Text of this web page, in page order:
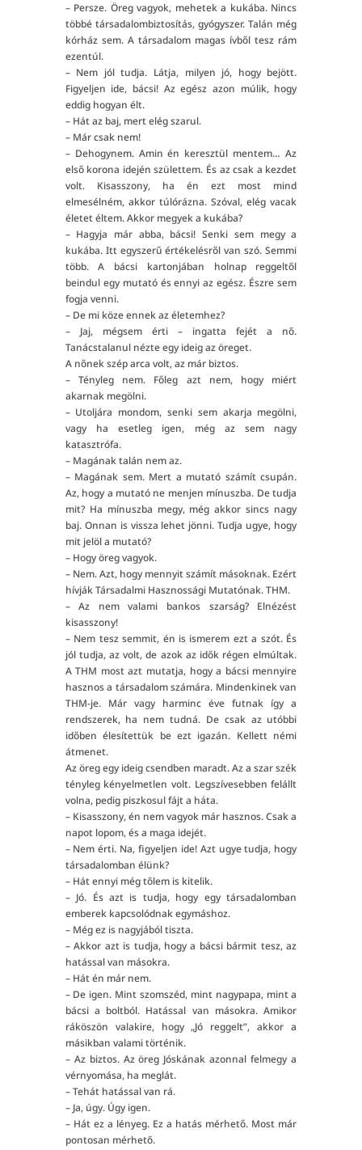
– Persze. Öreg vagyok, mehetek a kukába. Nincs
többé társadalombiztosítás, gyógyszer. Talán még
kórház sem. A társadalom magas ívből tesz rám
ezentúl.
– Nem jól tudja. Látja, milyen jó, hogy bejött.
Figyeljen ide, bácsi! Az egész azon múlik, hogy
eddig hogyan élt.
– Hát az baj, mert elég szarul.
– Már csak nem!
– Dehogynem. Amin én keresztül mentem… Az
első korona idején születtem. És az csak a kezdet
volt. Kisasszony, ha én ezt most mind
elmesélném, akkor túlórázna. Szóval, elég vacak
életet éltem. Akkor megyek a kukába?
– Hagyja már abba, bácsi! Senki sem megy a
kukába. Itt egyszerű értékelésről van szó. Semmi
több. A bácsi kartonjában holnap reggeltől
beindul egy mutató és ennyi az egész. Észre sem
fogja venni.
– De mi köze ennek az életemhez?
– Jaj, mégsem érti – ingatta fejét a nő.
Tanácstalanul nézte egy ideig az öreget.
A nőnek szép arca volt, az már biztos.
– Tényleg nem. Főleg azt nem, hogy miért
akarnak megölni.
– Utoljára mondom, senki sem akarja megölni,
vagy ha esetleg igen, még az sem nagy
katasztrófa.
– Magának talán nem az.
– Magának sem. Mert a mutató számít csupán.
Az, hogy a mutató ne menjen mínuszba. De tudja
mit? Ha mínuszba megy, még akkor sincs nagy
baj. Onnan is vissza lehet jönni. Tudja ugye, hogy
mit jelöl a mutató?
– Hogy öreg vagyok.
– Nem. Azt, hogy mennyit számít másoknak. Ezért
hívják Társadalmi Hasznossági Mutatónak. THM.
– Az nem valami bankos szarság? Elnézést
kisasszony!
– Nem tesz semmit, én is ismerem ezt a szót. És
jól tudja, az volt, de azok az idők régen elmúltak.
A THM most azt mutatja, hogy a bácsi mennyire
hasznos a társadalom számára. Mindenkinek van
THM-je. Már vagy harminc éve futnak így a
rendszerek, ha nem tudná. De csak az utóbbi
időben élesítettük be ezt igazán. Kellett némi
átmenet.
Az öreg egy ideig csendben maradt. Az a szar szék
tényleg kényelmetlen volt. Legszívesebben felállt
volna, pedig piszkosul fájt a háta.
– Kisasszony, én nem vagyok már hasznos. Csak a
napot lopom, és a maga idejét.
– Nem érti. Na, figyeljen ide! Azt ugye tudja, hogy
társadalomban élünk?
– Hát ennyi még tőlem is kitelik.
– Jó. És azt is tudja, hogy egy társadalomban
emberek kapcsolódnak egymáshoz.
– Még ez is nagyjából tiszta.
– Akkor azt is tudja, hogy a bácsi bármit tesz, az
hatással van másokra.
– Hát én már nem.
– De igen. Mint szomszéd, mint nagypapa, mint a
bácsi a boltból. Hatással van másokra. Amikor
ráköszön valakire, hogy „Jó reggelt”, akkor a
másikban valami történik.
– Az biztos. Az öreg Jóskának azonnal felmegy a
vérnyomása, ha meglát.
– Tehát hatással van rá.
– Ja, úgy. Úgy igen.
– Hát ez a lényeg. Ez a hatás mérhető. Most már
pontosan mérhető.